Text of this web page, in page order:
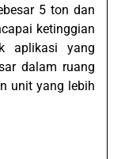
5 ton dan
ketinggian
aplikasi yang
dalam ruang
unit yang lebih